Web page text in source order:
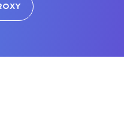
IPv4 en Ámsterdam, Róterdam y
Eindhoven. Ancho de banda